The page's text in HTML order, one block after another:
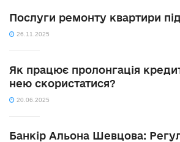
Послуги ремонту квартири
26.11.2025
Як працює пролонгація
нею скористатися?
20.06.2025
Банкір Альона Шевцова: